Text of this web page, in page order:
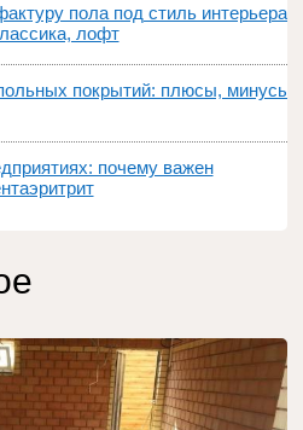
пола под стиль интерьера:
лофт
покрытий: плюсы, минусы,
почему важен